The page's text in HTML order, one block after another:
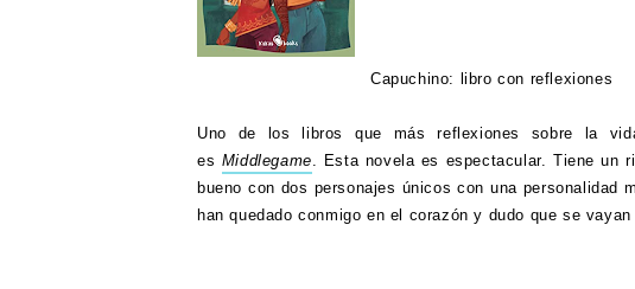
Capuchino: libro con reflexiones
Uno de los libros que más reflexiones sobre la
es Middlegame. Esta novela es espectacular. Tiene un
bueno con dos personajes únicos con una personalidad
han quedado conmigo en el corazón y dudo que se